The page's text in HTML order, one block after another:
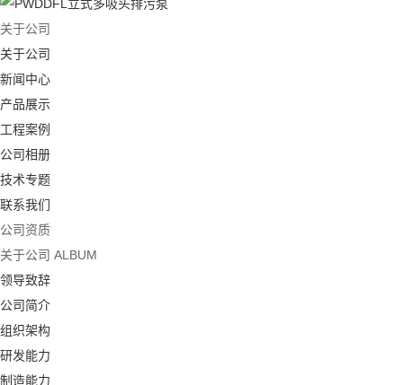
关于公司
关于公司
新闻中心
产品展示
工程案例
公司相册
技术专题
联系我们
公司资质
关于公司 ALBUM
领导致辞
公司简介
组织架构
研发能力
制造能力